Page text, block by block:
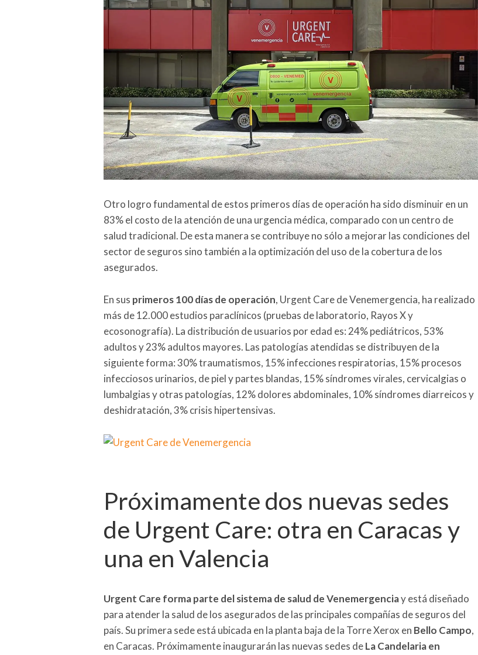
Otro logro fundamental de estos primeros días de operación ha sido disminuir en un
83% el costo de la atención de una urgencia médica, comparado con un centro de
salud tradicional. De esta manera se contribuye no sólo a mejorar las condiciones del
sector de seguros sino también a la optimización del uso de la cobertura de los
asegurados.
En sus primeros 100 días de operación, Urgent Care de Venemergencia, ha realizado
más de 12.000 estudios paraclínicos (pruebas de laboratorio, Rayos X y
ecosonografía). La distribución de usuarios por edad es: 24% pediátricos, 53%
adultos y 23% adultos mayores. Las patologías atendidas se distribuyen de la
siguiente forma: 30% traumatismos, 15% infecciones respiratorias, 15% procesos
infecciosos urinarios, de piel y partes blandas, 15% síndromes virales, cervicalgias o
lumbalgias y otras patologías, 12% dolores abdominales, 10% síndromes diarreicos y
deshidratación, 3% crisis hipertensivas.
Próximamente dos nuevas sedes
de Urgent Care: otra en Caracas y
una en Valencia
Urgent Care forma parte del sistema de salud de Venemergenciay está diseñado
para atender la salud de los asegurados de las principales compañías de seguros del
país. Su primera sede está ubicada en la planta baja de la Torre Xerox en Bello Campo,
en Caracas. Próximamente inaugurarán las nuevas sedes deLa Candelaria en